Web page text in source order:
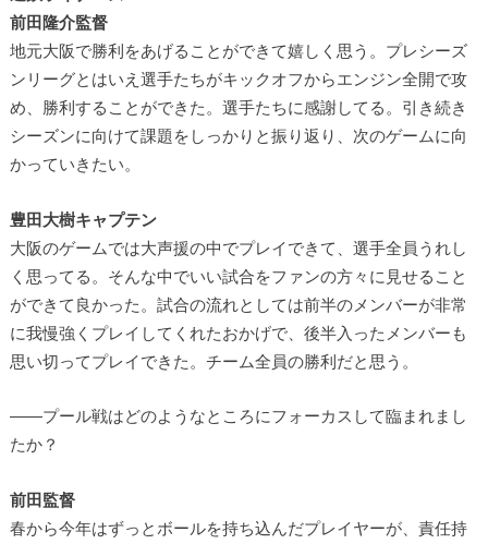
前田隆介監督
地元大阪で勝利をあげることができて嬉しく思う。プレシーズ
ンリーグとはいえ選手たちがキックオフからエンジン全開で攻
め、勝利することができた。選手たちに感謝してる。引き続き
シーズンに向けて課題をしっかりと振り返り、次のゲームに向
かっていきたい。
豊田大樹キャプテン
大阪のゲームでは大声援の中でプレイできて、選手全員うれし
く思ってる。そんな中でいい試合をファンの方々に見せること
ができて良かった。試合の流れとしては前半のメンバーが非常
に我慢強くプレイしてくれたおかげで、後半入ったメンバーも
思い切ってプレイできた。チーム全員の勝利だと思う。
――プール戦はどのようなところにフォーカスして臨まれまし
たか？
前田監督
春から今年はずっとボールを持ち込んだプレイヤーが、責任持